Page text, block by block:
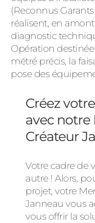
(Reconnus
réalisent, en
diagnostic
Opération
métré précis, la
pose des
Créez
avec notre
Créateur
Votre cadre de
autre ! Alors,
projet, votre
Janneau vous
vous offrir la